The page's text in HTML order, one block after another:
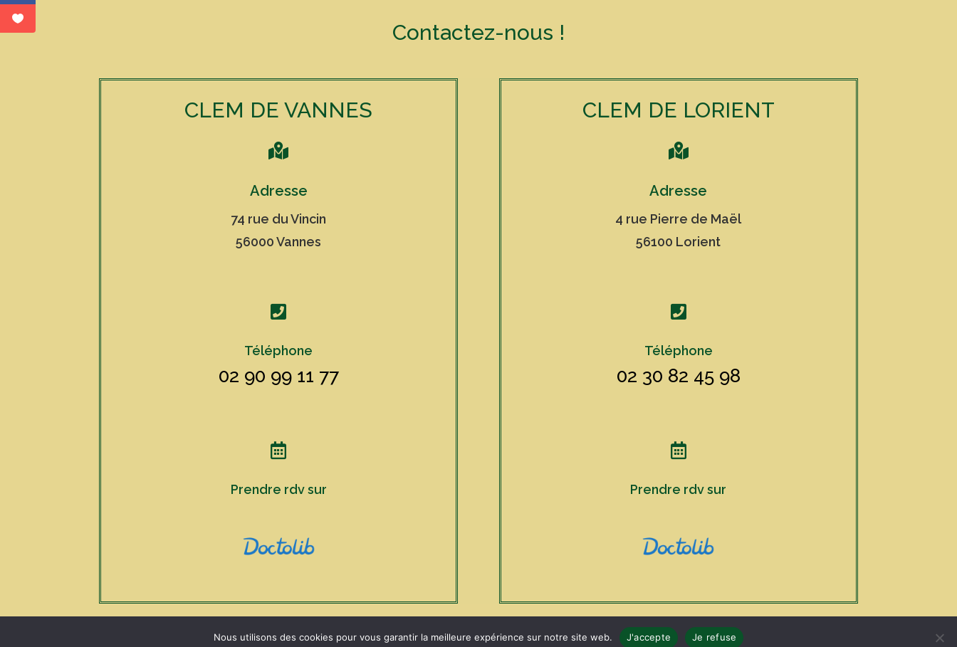
Contactez-nous !
CLEM DE VANNES

Adresse
74 rue du Vincin
56000 Vannes

Téléphone
02 90 99 11 77

Prendre rdv sur
CLEM DE LORIENT

Adresse
4 rue Pierre de Maël
56100 Lorient

Téléphone
02 30 82 45 98

Prendre rdv sur
Nous utilisons des cookies pour vous garantir la meilleure expérience sur notre site web. J'accepte Je refuse